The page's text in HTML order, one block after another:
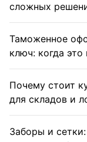
сложных
Таможенное
ключ: когда это
Почему стоит
для складов и
Заборы и